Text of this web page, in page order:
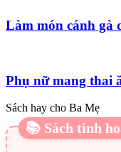
Làm món cánh gà
Phụ nữ mang thai
Sách hay cho Ba Mẹ
📚 Sách tinh